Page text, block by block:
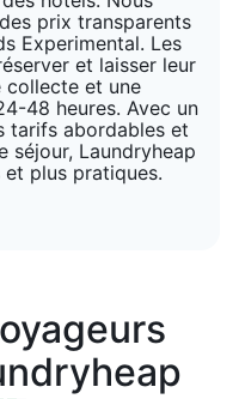
prix transparents
Experimental. Les
et laisser leur
collecte et une
48 heures. Avec un
tarifs abordables et
séjour, Laundryheap
plus pratiques.